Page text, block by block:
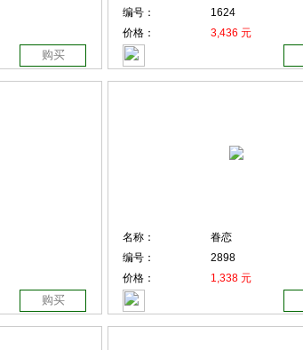
购买
编号：
1624
价格：
3,436 元
购买
名称：
眷恋
编号：
2898
价格：
1,338 元